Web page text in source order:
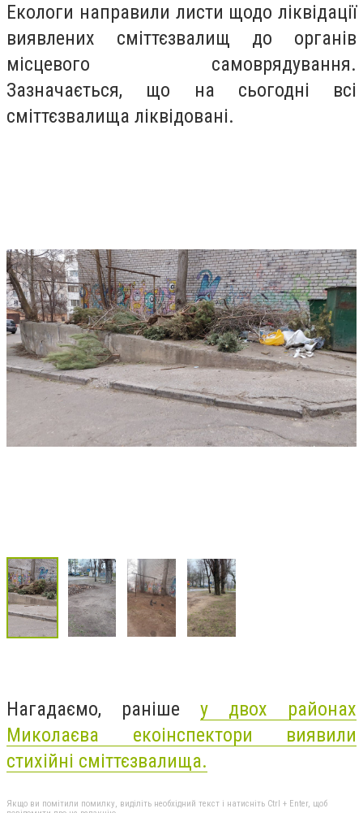
Екологи направили листи щодо ліквідації
виявлених сміттєзвалищ до органів
місцевого самоврядування.
Зазначається, що на сьогодні всі
сміттєзвалища ліквідовані.
Нагадаємо, раніше у двох районах
Миколаєва екоінспектори виявили
стихійні сміттєзвалища.
Якщо ви помітили помилку, виділіть необхідний текст і натисніть Ctrl + Enter, щоб